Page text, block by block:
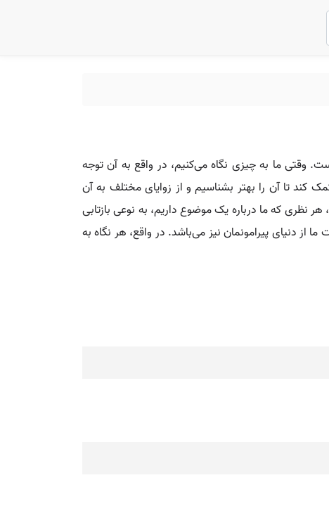
وقتی ما به چیزی نگاه می‌کنیم، در واقع به آن توجه
تا آن را بهتر بشناسیم و از زوایای مختلف به آن
نظری که ما درباره یک موضوع داریم، به نوعی بازتابی
دنیای پیرامونمان نیز می‌باشد. در واقع، هر نگاه به